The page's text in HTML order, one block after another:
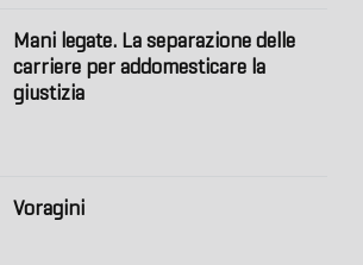
Mani legate. La separazione delle
carriere per addomesticare la
giustizia
Voragini